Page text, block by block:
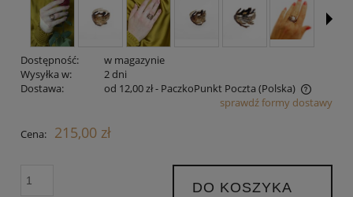
Dostępność:
w magazynie
Wysyłka w:
2 dni
Dostawa:
od 12,00 zł- PaczkoPunkt Poczta (Polska)
Cena nie zawiera ewentualnych kosztów płatnościsprawdź formy dostawy
Cena: 215,00 zł
DO KOSZYKA